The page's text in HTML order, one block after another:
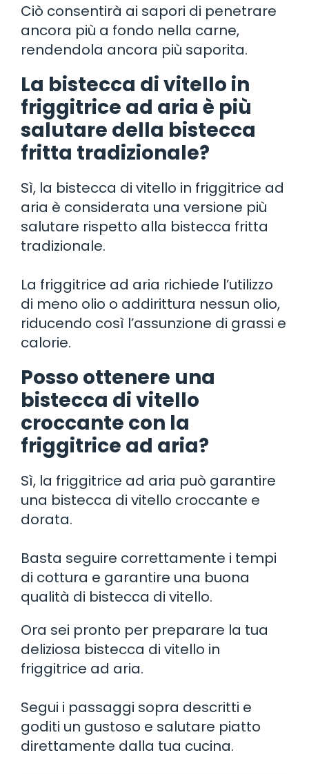
Ciò consentirà ai sapori di penetrare
ancora più a fondo nella carne,
rendendola ancora più saporita.
La bistecca di vitello in
friggitrice ad aria è più
salutare della bistecca
fritta tradizionale?
Sì, la bistecca di vitello in friggitrice ad
aria è considerata una versione più
salutare rispetto alla bistecca fritta
tradizionale.
La friggitrice ad aria richiede l’utilizzo
di meno olio o addirittura nessun olio,
riducendo così l’assunzione di grassi e
calorie.
Posso ottenere una
bistecca di vitello
croccante con la
friggitrice ad aria?
Sì, la friggitrice ad aria può garantire
una bistecca di vitello croccante e
dorata.
Basta seguire correttamente i tempi
di cottura e garantire una buona
qualità di bistecca di vitello.
Ora sei pronto per preparare la tua
deliziosa bistecca di vitello in
friggitrice ad aria.
Segui i passaggi sopra descritti e
goditi un gustoso e salutare piatto
direttamente dalla tua cucina.